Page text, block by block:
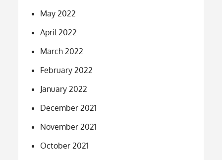
May 2022
April 2022
March 2022
February 2022
January 2022
December 2021
November 2021
October 2021